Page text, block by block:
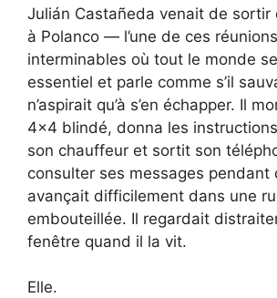
Julián Castañeda venait de sortir
à Polanco — l’une de ces réunions
interminables où tout le monde
essentiel et parle comme s’il
n’aspirait qu’à s’en échapper. Il
4×4 blindé, donna les
son chauffeur et sortit son
consulter ses messages pendant
avançait difficilement dans une
embouteillée. Il regardait
fenêtre quand il la vit.
Elle.